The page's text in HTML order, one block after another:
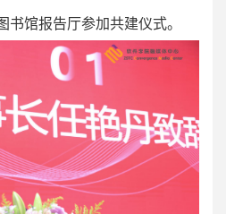
书馆报告厅参加共建仪式。